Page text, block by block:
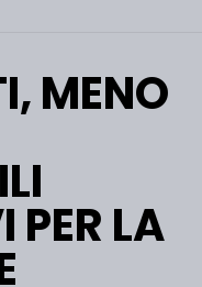
MENO
PER LA